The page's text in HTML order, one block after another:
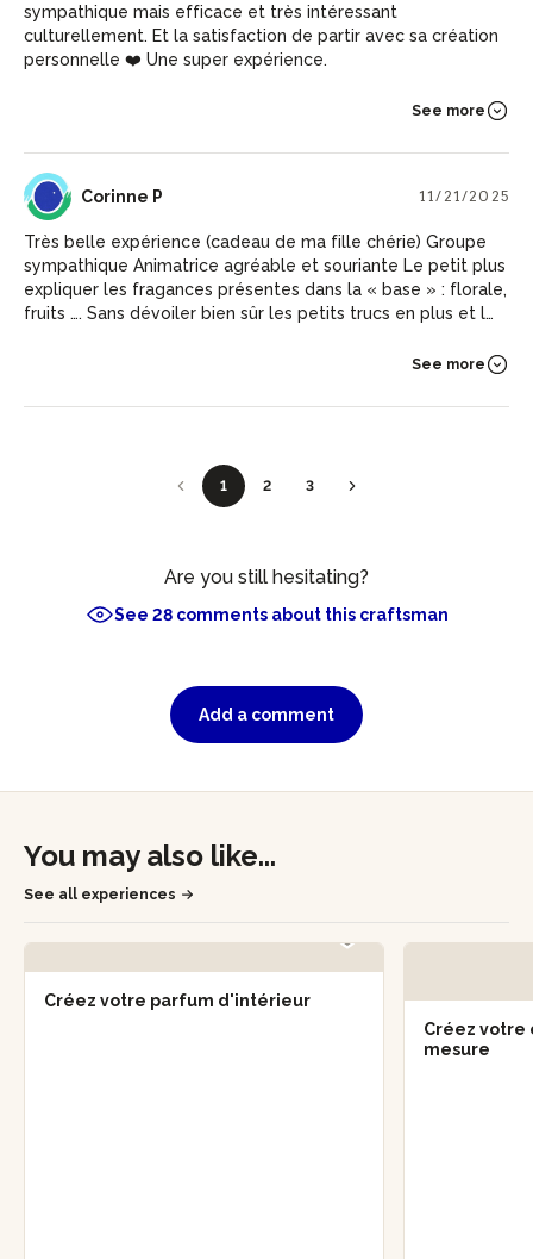
sympathique mais efficace et très intéressant
culturellement. Et la satisfaction de partir avec sa création
personnelle ❤️ Une super expérience.
See more
CP Corinne P 11/21/2025
Très belle expérience (cadeau de ma fille chérie) Groupe
sympathique Animatrice agréable et souriante Le petit plus
expliquer les fragances présentes dans la « base » : florale,
fruits …. Sans dévoiler bien sûr les petits trucs en plus et les
See more
1 2 3
Are you still hesitating?
See 28 comments about this craftsman
Add a comment
You may also like...
See all experiences
Créez votre parfum d'intérieur
Créez votre
mesure